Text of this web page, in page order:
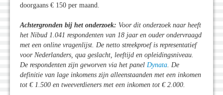
doorgaans € 150 per maand.
Achtergronden bij het onderzoek: Voor dit onderzoek naar heeft
het Nibud 1.041 respondenten van 18 jaar en ouder ondervraagd
met een online vragenlijst. De netto streekproef is representatief
voor Nederlanders, qua geslacht, leeftijd en opleidingsniveau.
De respondenten zijn geworven via het panel Dynata. De
definitie van lage inkomens zijn alleenstaanden met een inkomen
tot € 1.500 en tweeverdieners met een inkomen tot € 2.000.